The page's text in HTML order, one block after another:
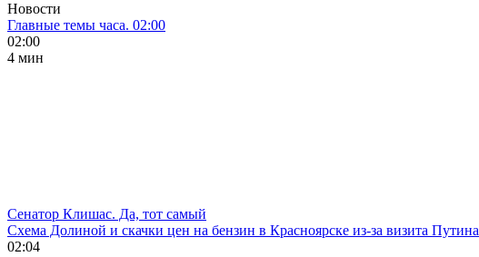
Новости
Главные темы часа. 02:00
02:00
4 мин
Сенатор Клишас. Да, тот самый
Схема Долиной и скачки цен на бензин в Красноярске из-за визита Путина
02:04